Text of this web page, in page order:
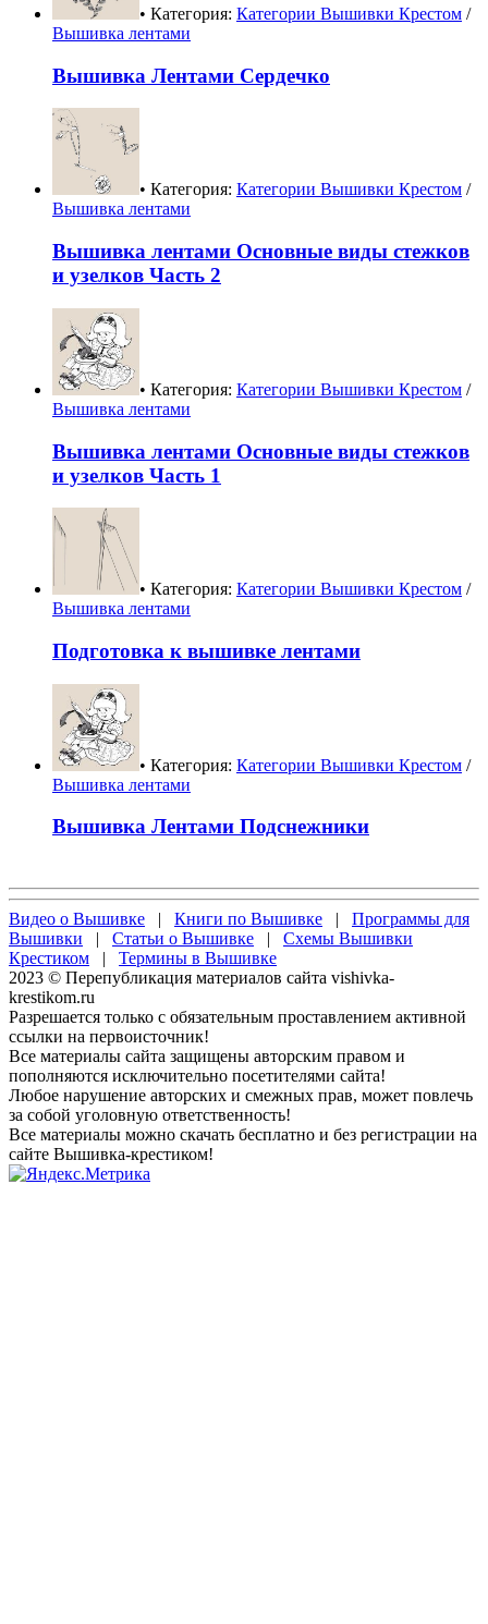
• Категория: Категории Вышивки Крестом /
Вышивка лентами
Вышивка Лентами Сердечко
• Категория: Категории Вышивки Крестом /
Вышивка лентами
Вышивка лентами Основные виды стежков
и узелков Часть 2
• Категория: Категории Вышивки Крестом /
Вышивка лентами
Вышивка лентами Основные виды стежков
и узелков Часть 1
• Категория: Категории Вышивки Крестом /
Вышивка лентами
Подготовка к вышивке лентами
• Категория: Категории Вышивки Крестом /
Вышивка лентами
Вышивка Лентами Подснежники
Видео о Вышивке | Книги по Вышивке | Программы для
Вышивки | Статьи о Вышивке | Схемы Вышивки
Крестиком | Термины в Вышивке
2023 © Перепубликация материалов сайта vishivka-
krestikom.ru
Разрешается только с обязательным проставлением активной
ссылки на первоисточник!
Все материалы сайта защищены авторским правом и
пополняются исключительно посетителями сайта!
Любое нарушение авторских и смежных прав, может повлечь
за собой уголовную ответственность!
Все материалы можно скачать бесплатно и без регистрации на
сайте Вышивка-крестиком!